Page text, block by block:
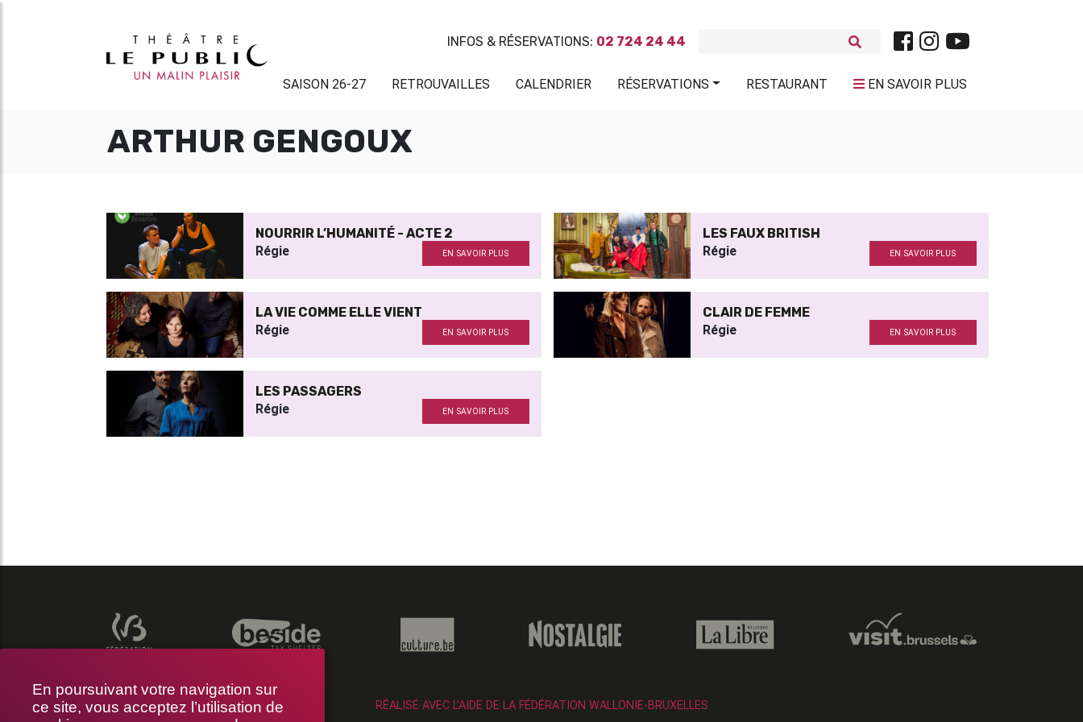
En poursuivant votre navigation sur
ce site, vous acceptez l’utilisation de
INFOS & RÉSERVATIONS: 02 724 24 44
SAISON 26-27 RETROUVAILLES CALENDRIER RÉSERVATIONS RESTAURANT EN SAVOIR PLUS
ARTHUR GENGOUX
NOURRIR L’HUMANITÉ - ACTE 2
Régie EN SAVOIR PLUS
LES FAUX BRITISH
Régie EN SAVOIR PLUS
LA VIE COMME ELLE VIENT
Régie EN SAVOIR PLUS
CLAIR DE FEMME
Régie EN SAVOIR PLUS
LES PASSAGERS
Régie EN SAVOIR PLUS
RÉALISÉ AVEC L’AIDE DE LA FÉDÉRATION WALLONIE-BRUXELLES